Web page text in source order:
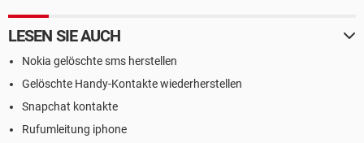
LESEN SIE AUCH
Nokia gelöschte sms herstellen
Gelöschte Handy-Kontakte wiederherstellen
Snapchat kontakte
Rufumleitung iphone